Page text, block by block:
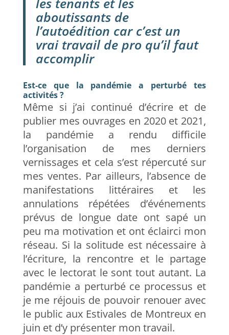
aboutissants de
l’autoédition car c’est un
vrai travail de pro qu’il faut
accomplir
Est-ce que la pandémie a perturbé tes
activités ?
Même si j’ai continué d’écrire et de
publier mes ouvrages en 2020 et 2021,
la pandémie a rendu difficile
l’organisation de mes derniers
vernissages et cela s’est répercuté sur
mes ventes. Par ailleurs, l’absence de
manifestations littéraires et les
annulations répétées d’événements
prévus de longue date ont sapé un
peu ma motivation et ont éclairci mon
réseau. Si la solitude est nécessaire à
l’écriture, la rencontre et le partage
avec le lectorat le sont tout autant. La
pandémie a perturbé ce processus et
je me réjouis de pouvoir renouer avec
le public aux Estivales de Montreux en
juin et d’y présenter mon travail.